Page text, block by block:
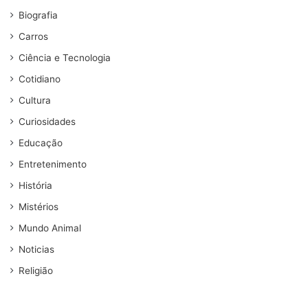
Biografia
Carros
Ciência e Tecnologia
Cotidiano
Cultura
Curiosidades
Educação
Entretenimento
História
Mistérios
Mundo Animal
Noticias
Religião